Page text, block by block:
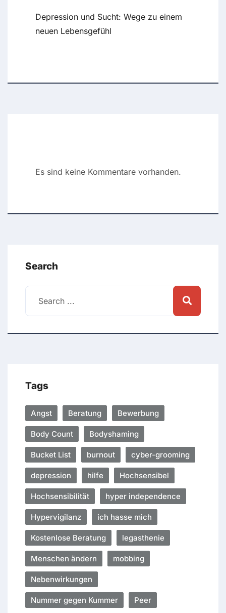
Depression und Sucht: Wege zu einem
neuen Lebensgefühl
Es sind keine Kommentare vorhanden.
Search
Tags
Angst Beratung Bewerbung
Body Count Bodyshaming
Bucket List burnout cyber-grooming
depression hilfe Hochsensibel
Hochsensibilität hyper independence
Hypervigilanz ich hasse mich
Kostenlose Beratung legasthenie
Menschen ändern mobbing
Nebenwirkungen
Nummer gegen Kummer Peer